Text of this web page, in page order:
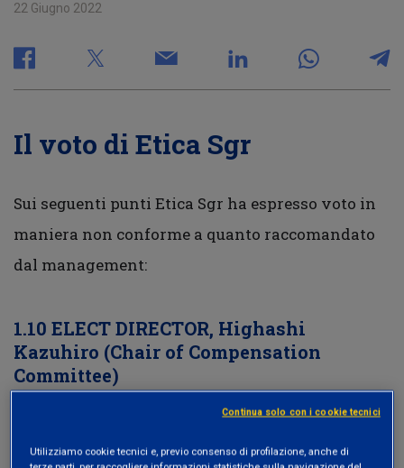
22 Giugno 2022
Il voto di Etica Sgr
Sui seguenti punti Etica Sgr ha espresso voto in
maniera non conforme a quanto raccomandato
dal management:
1.10 ELECT DIRECTOR, Highashi
Kazuhiro (Chair of Compensation
Committee)
Etica Sgr ha votato CONTRO l’elezione di
presidente del Comitato per le remunerazioni
Utilizziamo cookie tecnici e, previo consenso di profilazione, anche di
Continua solo con i cookie tecnici